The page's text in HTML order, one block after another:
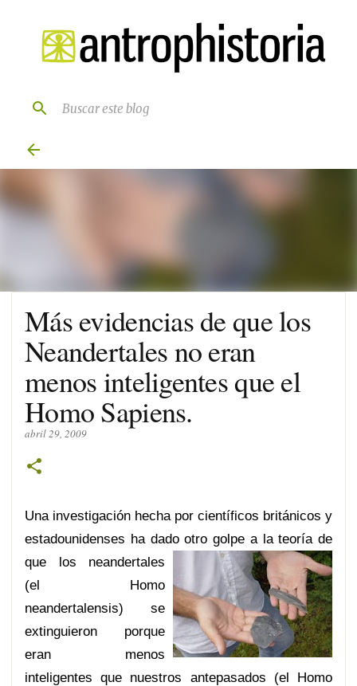
Ir al contenido principal
Más evidencias de que los
Neandertales no eran
menos inteligentes que el
Homo Sapiens.
abril 29, 2009
Una investigación hecha por científicos británicos y
estadounidenses ha dado otro golpe a la teoría de
que los neandertales
(el Homo
neandertalensis) se
extinguieron porque
eran menos
inteligentes que nuestros antepasados (el Homo